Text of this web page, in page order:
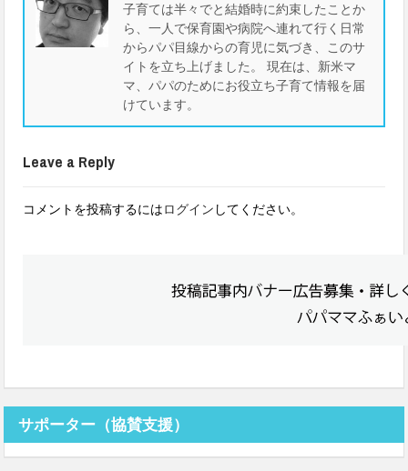
子育ては半々でと結婚時に約束したことか
ら、一人で保育園や病院へ連れて行く日常
からパパ目線からの育児に気づき、このサ
イトを立ち上げました。 現在は、新米マ
マ、パパのためにお役立ち子育て情報を届
けています。
Leave a Reply
コメントを投稿するにはログイン してください。
サポーター（協賛支援）